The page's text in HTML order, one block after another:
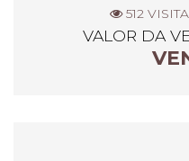
512
VALOR DA